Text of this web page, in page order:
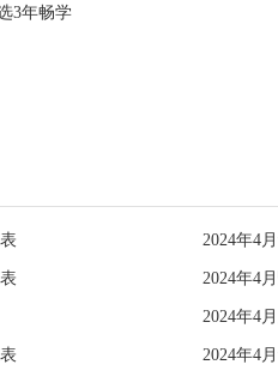
3年畅学
2024年4
2024年4
2024年4
2024年4